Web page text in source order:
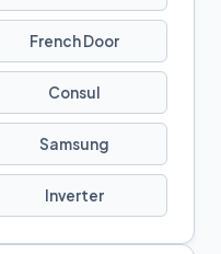
French Door
Consul
Samsung
Inverter